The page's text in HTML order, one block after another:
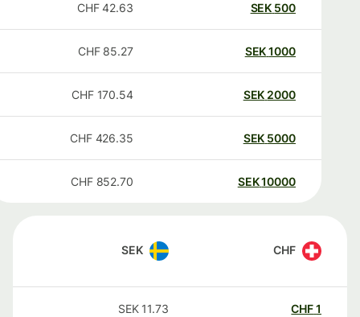
500
SEK
42.63
CHF
1000
SEK
85.27
CHF
2000
SEK
170.54
CHF
5000
SEK
426.35
CHF
10000
SEK
852.70
CHF
CHF
SEK
CHF
11.73
SEK